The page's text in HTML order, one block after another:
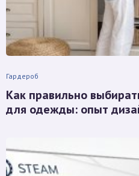
Гардероб
Как правильно
для одежды: опыт